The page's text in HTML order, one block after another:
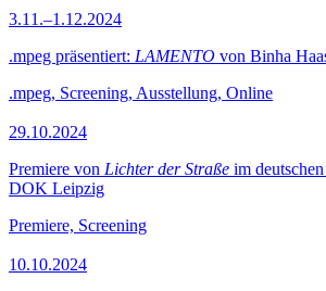
3.11.–1.12.2024
.mpeg präsentiert: LAMENTO von Binha
.mpeg, Screening, Ausstellung, Online
29.10.2024
Premiere von Lichter der Straße im
DOK Leipzig
Premiere, Screening
10.10.2024